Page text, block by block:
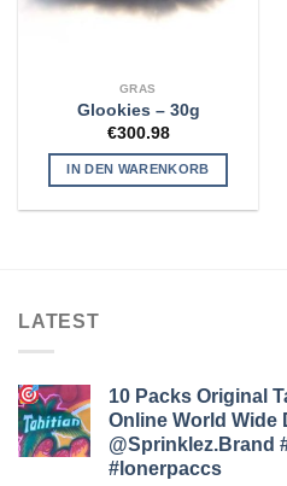
GRAS
Glookies – 30g
€300.98
IN DEN WARENKORB
LATEST
10 Packs Original
Online World Wide
@Sprinklez.Brand
#lonerpaccs